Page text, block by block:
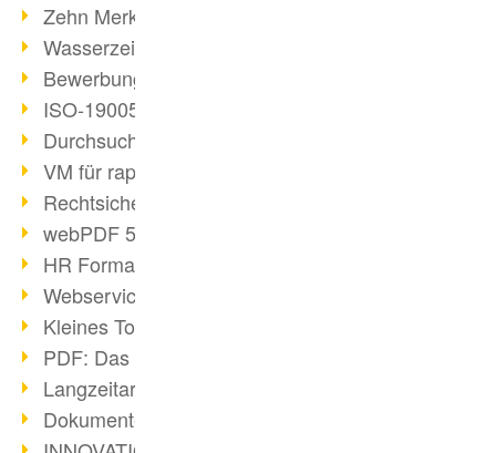
Zehn Merksätze des BITKOM
Wasserzeichen im PDF
Bewerbung als PDF gestalten
ISO-19005 kompakt
Durchsuchbare PDF erstellen
VM für rapid deployment
Rechtsicherheit - Digitale Signatur
webPDF 5 Feedback umgesetzt
HR Formatvereinheitlichung
Webservices für Software-Entwickler
Kleines Tool, große Wirkung
PDF: Das Format für alle Fälle
Langzeitarchivierung mit PDF/A
Dokumente im Browser konvertieren